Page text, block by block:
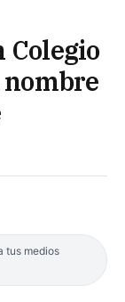
Colegio
tus medios